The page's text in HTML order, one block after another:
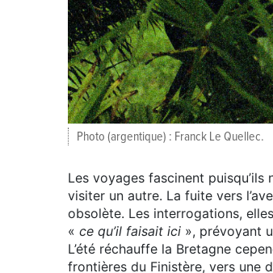
Photo (argentique) : Franck Le Quellec.
Les voyages fascinent puisqu’ils
visiter un autre. La fuite vers
obsolète. Les interrogations,
« ce qu’il faisait ici », prévoyant
L’été réchauffe la Bretagne
frontières du Finistère, vers une